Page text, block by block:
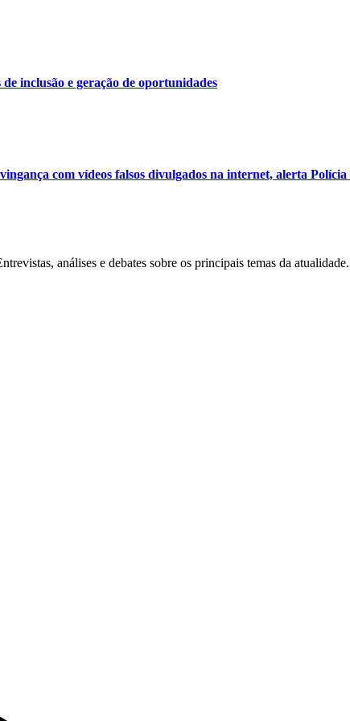
inclusão e geração de oportunidades
com vídeos falsos divulgados na internet, alerta
análises e debates sobre os principais temas da atualidade.